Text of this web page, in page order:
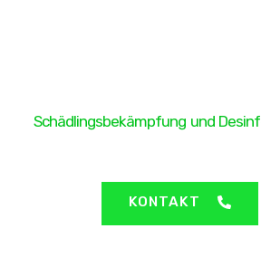
Schädlingsbekämpfung und
KONTAKT